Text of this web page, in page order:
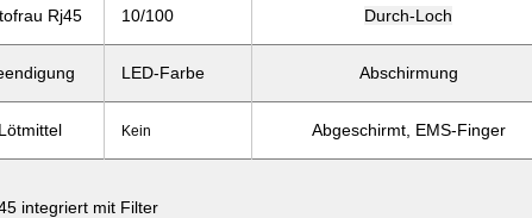
Rj45 10/100 Durch-Loch
LED-Farbe Abschirmung
Lötmittel Kein Abgeschirmt, EMS-Finger
integriert mit Filter